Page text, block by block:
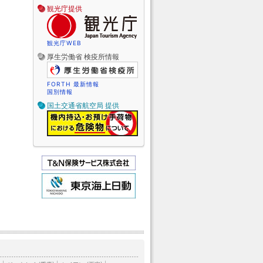
観光庁提供
観光庁WEB
厚生労働省 検疫所情報
FORTH 最新情報
国別情報
国土交通省航空局 提供